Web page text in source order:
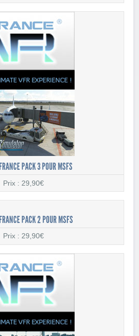
PACK 3 POUR MSFS
Prix : 29,90€
PACK 2 POUR MSFS
Prix : 29,90€